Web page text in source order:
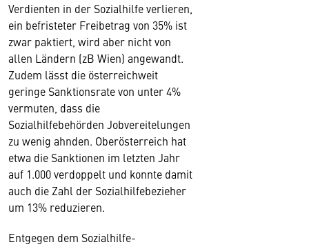
Verdienten in der Sozialhilfe verlieren,
ein befristeter Freibetrag von 35% ist
zwar paktiert, wird aber nicht von
allen Ländern (zB Wien) angewandt.
Zudem lässt die österreichweit
geringe Sanktionsrate von unter 4%
vermuten, dass die
Sozialhilfebehörden Jobvereitelungen
zu wenig ahnden. Oberösterreich hat
etwa die Sanktionen im letzten Jahr
auf 1.000 verdoppelt und konnte damit
auch die Zahl der Sozialhilfebezieher
um 13% reduzieren.
Entgegen dem Sozialhilfe-